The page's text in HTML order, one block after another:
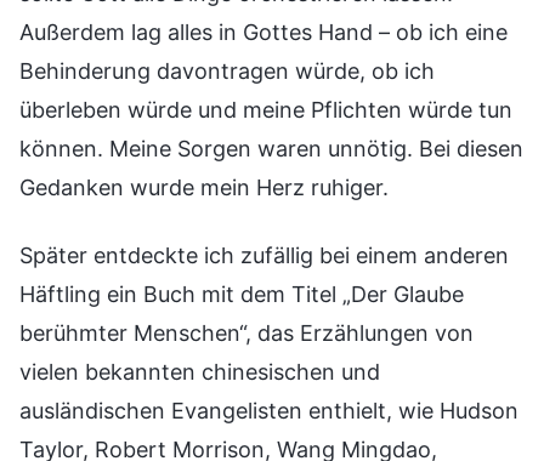
Außerdem lag alles in Gottes Hand – ob ich eine
Behinderung davontragen würde, ob ich
überleben würde und meine Pflichten würde tun
können. Meine Sorgen waren unnötig. Bei diesen
Gedanken wurde mein Herz ruhiger.
Später entdeckte ich zufällig bei einem anderen
Häftling ein Buch mit dem Titel „Der Glaube
berühmter Menschen“, das Erzählungen von
vielen bekannten chinesischen und
ausländischen Evangelisten enthielt, wie Hudson
Taylor, Robert Morrison, Wang Mingdao,